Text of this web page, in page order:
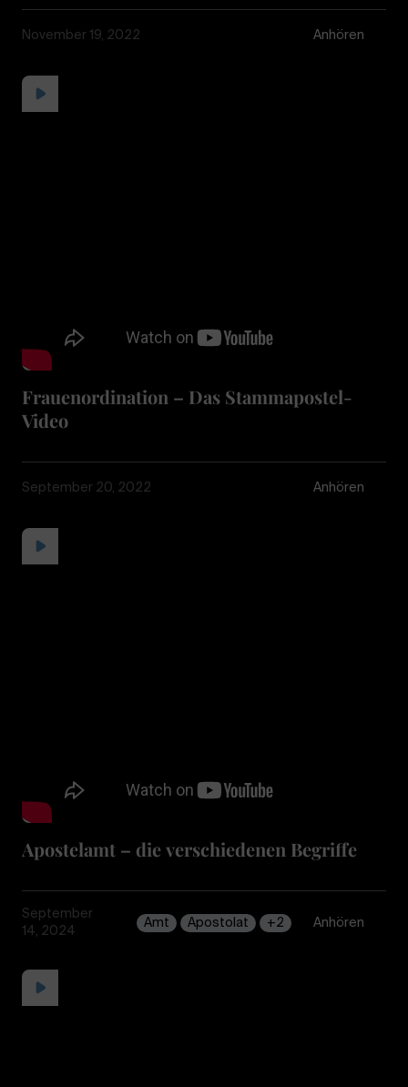
November 19, 2022 Anhören
Frauenordination – Das Stammapostel-
Video
September 20, 2022 Anhören
Apostelamt – die verschiedenen Begriffe
September
14, 2024
Amt Apostolat +2 Anhören